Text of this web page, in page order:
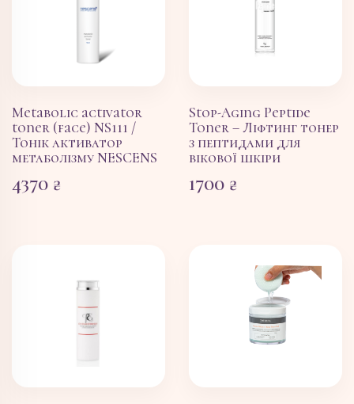
Metabolic activator
toner (face) NS111 /
Тонік активатор
метаболізму NESCENS
4370 ₴
Stop-Aging Peptide
Toner – Ліфтинг тонер
з пептидами для
вікової шкіри
1700 ₴